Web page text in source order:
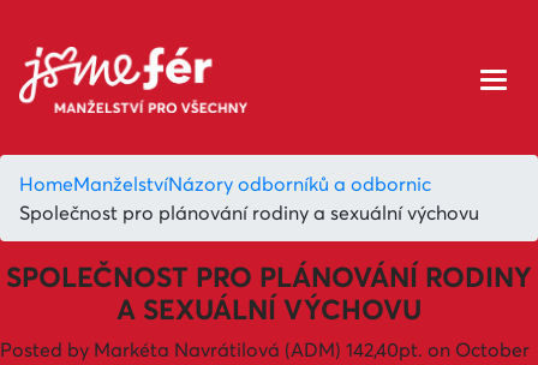
HomeManželstvíNázory odborníků a odbornic
Společnost pro plánování rodiny a sexuální výchovu
SPOLEČNOST PRO PLÁNOVÁNÍ RODINY
A SEXUÁLNÍ VÝCHOVU
Posted by Markéta Navrátilová (ADM) 142,40pt. on October